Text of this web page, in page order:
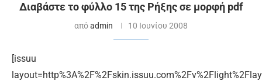
Διαβάστε το φύλλο 15 της Ρήξης σε μορφή pdf
απόadmin 10 Ιουνίου 2008
[issuu